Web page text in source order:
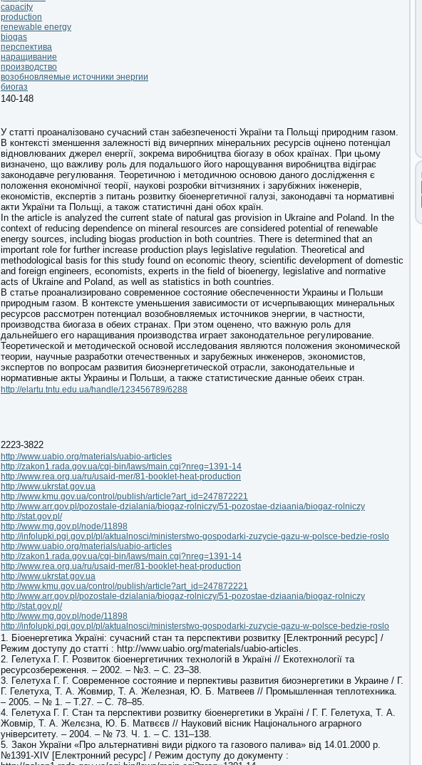
capacity
production
renewable energy
biogas
перспектива
наращивание
производство
возобновляемые источники энергии
биогаз
140-148
У статті проаналізовано сучасний стан забезпеченості України та Польщі природним газом.
В контексті зменшення залежності від вичерпних мінеральних ресурсів оцінено потенціал
відновлюваних джерел енергії, зокрема виробництва біогазу в обох країнах. При цьому
визначено, що важливу роль для подальшого його нарощування виробництва відіграє
законодавче регулювання. Теоретичною і методичною основою даного дослідження є
положення економічної теорії, наукові розробки вітчизняних і зарубіжних інженерів,
економістів, експертів з питань розвитку біоенергетичної галузі, законодавчі та нормативні
акти України та Польщі, а також статистичні дані обох країн.
In the article is analyzed the current state of natural gas provision in Ukraine and Poland. In the
context of reducing dependence on mineral resources are considered potential of renewable
energy sources, including biogas production in both countries. There is determined that an
important role for further increase production plays legislative regulation. Theoretical and
methodological basis for this study found on economic theory, scientific development of domestic
and foreign engineers, economists, experts in the field of bioenergy, legislative and normative
acts of Ukraine and Poland, as well as statistics in both countries.
В статье проанализировано современное состояние обеспеченности Украины и Польши
природным газом. В контексте уменьшения зависимости от исчерпывающих минеральных
ресурсов рассмотрен потенциал возобновляемых источников энергии, в частности,
производства биогаза в обеих странах. При этом оценено, что важную роль для
дальнейшего его наращивания производства играет законодательное регулирование.
Теоретической и методической основой исследования являются положения экономической
теории, научные разработки отечественных и зарубежных инженеров, экономистов,
экспертов по вопросам развития биоэнергетической отрасли, законодательные и
нормативные акты Украины и Польши, а также статистические данные обеих стран.
http://elartu.tntu.edu.ua/handle/123456789/6288
2223-3822
http://www.uabio.org/materials/uabio-articles
http://zakon1.rada.gov.ua/cgi-bin/laws/main.cgi?nreg=1391-14
http://www.rea.org.ua/ru/usaid-mer/81-booklet-heat-production
http://www.ukrstat.gov.ua
http://www.kmu.gov.ua/control/publish/article?art_id=247872221
http://www.arr.gov.pl/pozostale-dzialania/biogaz-rolniczy/51-pozostae-dziaania/biogaz-rolniczy
http://stat.gov.pl/
http://www.mg.gov.pl/node/11898
http://infolupki.pgi.gov.pl/pl/aktualnosci/ministerstwo-gospodarki-zuzycie-gazu-w-polsce-bedzie-roslo
http://www.uabio.org/materials/uabio-articles
http://zakon1.rada.gov.ua/cgi-bin/laws/main.cgi?nreg=1391-14
http://www.rea.org.ua/ru/usaid-mer/81-booklet-heat-production
http://www.ukrstat.gov.ua
http://www.kmu.gov.ua/control/publish/article?art_id=247872221
http://www.arr.gov.pl/pozostale-dzialania/biogaz-rolniczy/51-pozostae-dziaania/biogaz-rolniczy
http://stat.gov.pl/
http://www.mg.gov.pl/node/11898
http://infolupki.pgi.gov.pl/pl/aktualnosci/ministerstwo-gospodarki-zuzycie-gazu-w-polsce-bedzie-roslo
1. Біоенергетика Україні: сучасний стан та перспективи розвитку [Електронний ресурс] /
Режим доступу до статті : http://www.uabio.org/materials/uabio-articles.
2. Гелетуха Г. Г. Розвиток біоенергетичних технологій в Україні // Екотехнології та
ресурсозбереження. – 2002. – №3. – С. 23–38.
3. Гелетуха Г. Г. Современное состояние и перпективы развития биоэнергетики в Украине / Г.
Г. Гелетуха, Т. А. Жовмир, Т. А. Железная, Ю. Б. Матвеев // Промышленная теплотехника.
– 2005. – № 1. – Т.27. – С. 78–85.
4. Гелетуха Г. Г. Стан та перспективи розвитку біоенергетики в Україні / Г. Г. Гелетуха, Т. А.
Жовмір, Т. А. Желєзна, Ю. Б. Матвєєв // Науковий вісник Національного аграрного
університету. – 2004. – № 73. Ч. 1. – С. 131–138.
5. Закон України «Про альтернативні види рідкого та газового палива» від 14.01.2000 р.
№1391-XIV [Електронний ресурс] / Режим доступу до документу :